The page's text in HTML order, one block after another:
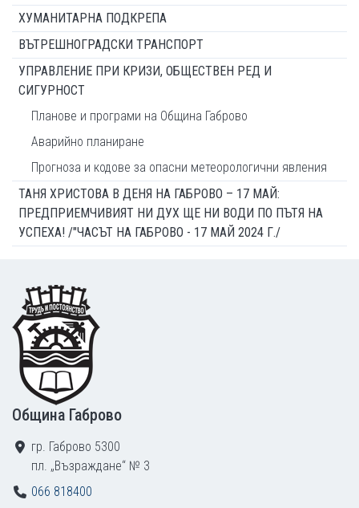
ХУМАНИТАРНА ПОДКРЕПА
ВЪТРЕШНОГРАДСКИ ТРАНСПОРТ
УПРАВЛЕНИЕ ПРИ КРИЗИ, ОБЩЕСТВЕН РЕД И
СИГУРНОСТ
Планове и програми на Община Габрово
Аварийно планиране
Прогноза и кодове за опасни метеорологични явления
ТАНЯ ХРИСТОВА В ДЕНЯ НА ГАБРОВО – 17 МАЙ:
ПРЕДПРИЕМЧИВИЯТ НИ ДУХ ЩЕ НИ ВОДИ ПО ПЪТЯ НА
УСПЕХА! /"ЧАСЪТ НА ГАБРОВО - 17 МАЙ 2024 Г./
Footer
Община Габрово
гр. Габрово 5300
пл. „Възраждане“ № 3
066 818400